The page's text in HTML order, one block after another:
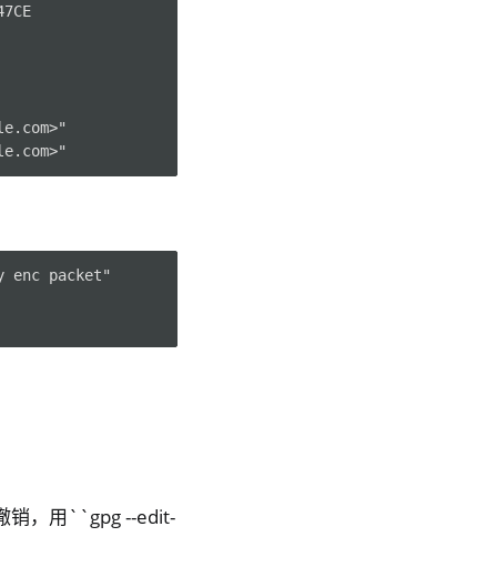
enc packet"
销，用``gpg --edit-